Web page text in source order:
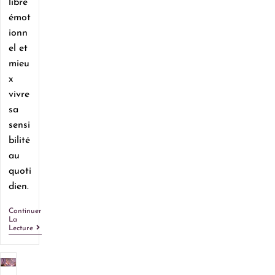
libre
émot
ionn
el et
mieu
x
vivre
sa
sensi
bilité
au
quoti
dien.
Continuer
La
Lecture